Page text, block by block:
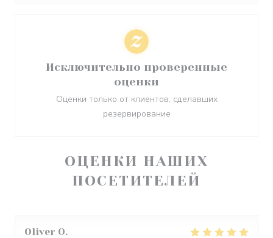
ОЦЕНКИ НАШИХ
ПОСЕТИТЕЛЕЙ
Oliver O
Исключительно проверенные
оценки
Оценки только от клиентов, сделавших
резервирование